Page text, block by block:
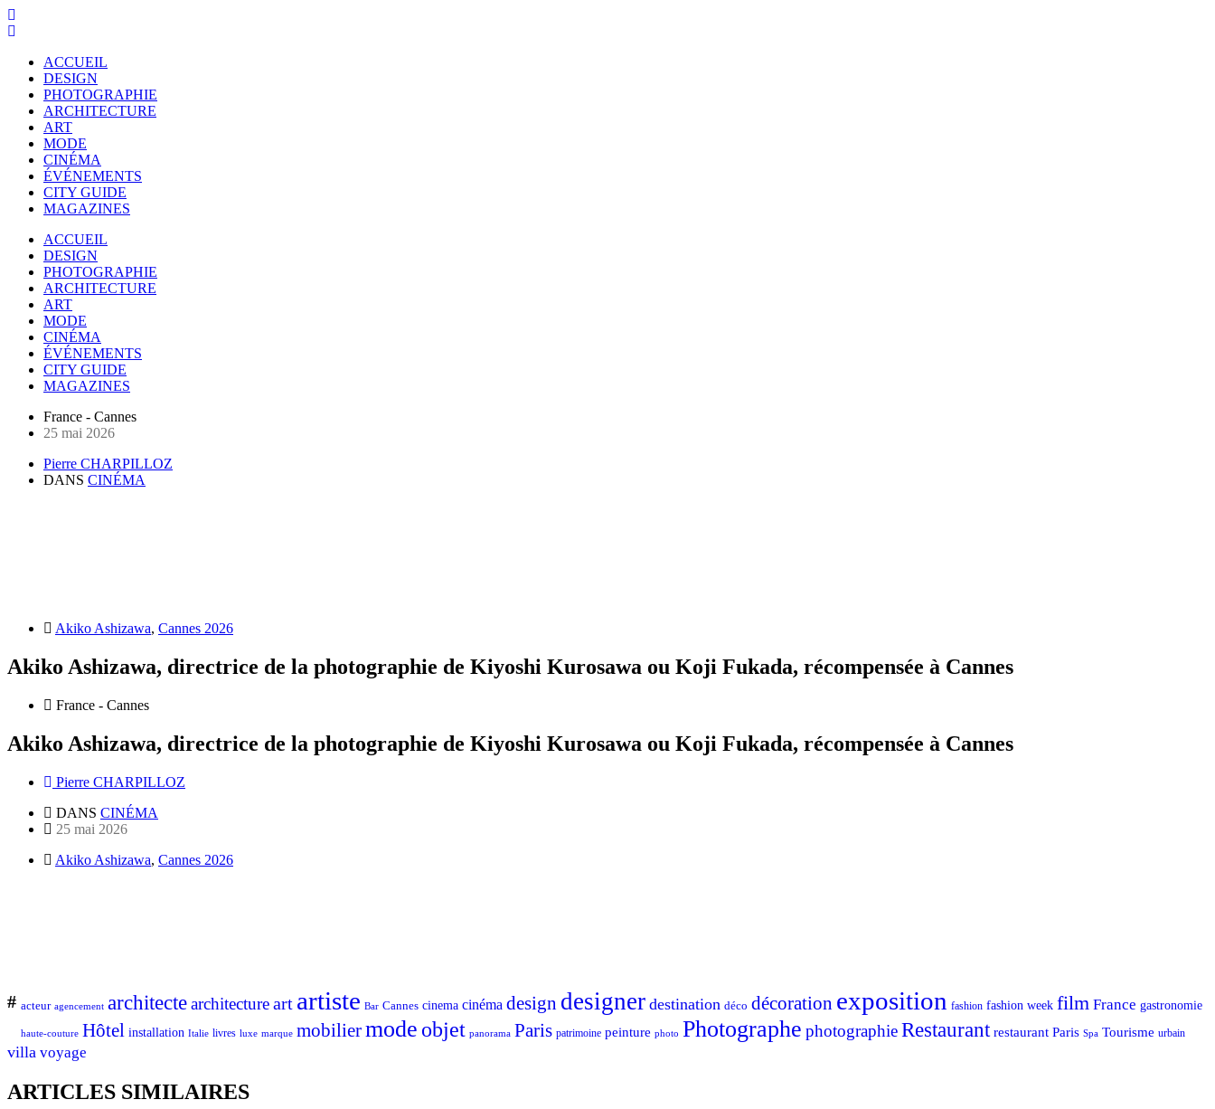
ACCUEIL
DESIGN
PHOTOGRAPHIE
ARCHITECTURE
ART
MODE
CINÉMA
ÉVÉNEMENTS
CITY GUIDE
MAGAZINES
ACCUEIL
DESIGN
PHOTOGRAPHIE
ARCHITECTURE
ART
MODE
CINÉMA
ÉVÉNEMENTS
CITY GUIDE
MAGAZINES
France - Cannes
25 mai 2026
Pierre CHARPILLOZ
DANS CINÉMA
Akiko Ashizawa, Cannes 2026
Akiko Ashizawa, directrice de la photographie de Kiyoshi Kurosawa ou Koji Fukada, récompensée à Cannes
France - Cannes
Akiko Ashizawa, directrice de la photographie de Kiyoshi Kurosawa ou Koji Fukada, récompensée à Cannes
Pierre CHARPILLOZ
DANS CINÉMA
25 mai 2026
Akiko Ashizawa, Cannes 2026
# acteur agencement architectearchitectureart artiste Bar Cannes cinema cinéma design designer destination déco décoration exposition fashion fashion week film France gastronomie
haute-couture Hôtel installation Italie livres luxe marque mobiliermode objet panorama Paris patrimoine peinture photo Photographe photographieRestaurant restaurant Paris Spa Tourisme urbain
villa voyage
ARTICLES SIMILAIRES